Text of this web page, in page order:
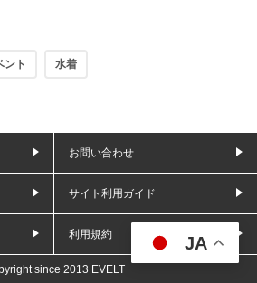
ント 水着
JA
お問い合わせ
サイト利用ガイド
利用規約
since 2013 EVELT